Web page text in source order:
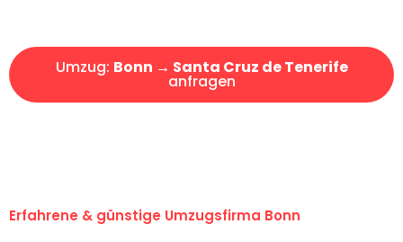
Umzug: Bonn → Santa Cruz de Tenerife
anfragen
Erfahrene & günstige Umzugsfirma Bonn